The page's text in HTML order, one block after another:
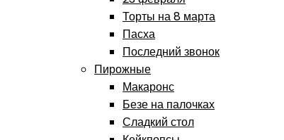
Торты на 8 марта
Пасха
Последний звонок
Пирожные
Макаронс
Безе на палочках
Сладкий стол